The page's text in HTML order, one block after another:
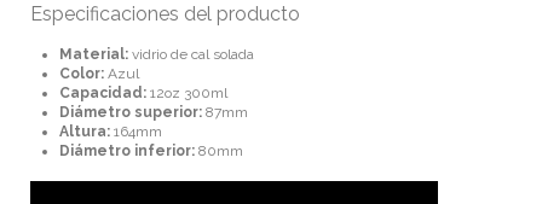
Especificaciones del producto
Material: vidrio de cal solada
Color: Azul
Capacidad: 12oz 300ml
Diámetro superior: 87mm
Altura: 164mm
Diámetro inferior: 80mm